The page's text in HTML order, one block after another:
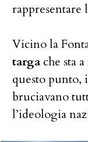
rappresentare
Vicino la
targa che sta
questo punto,
bruciavano
l’ideologia